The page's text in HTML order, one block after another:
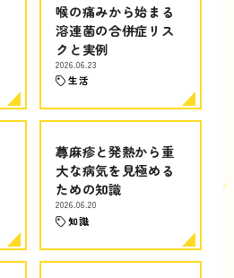
喉の痛みから始まる
溶連菌の合併症リス
クと実例
2026.06.23
生活
蕁麻疹と発熱から重
大な病気を見極める
ための知識
2026.06.20
知識